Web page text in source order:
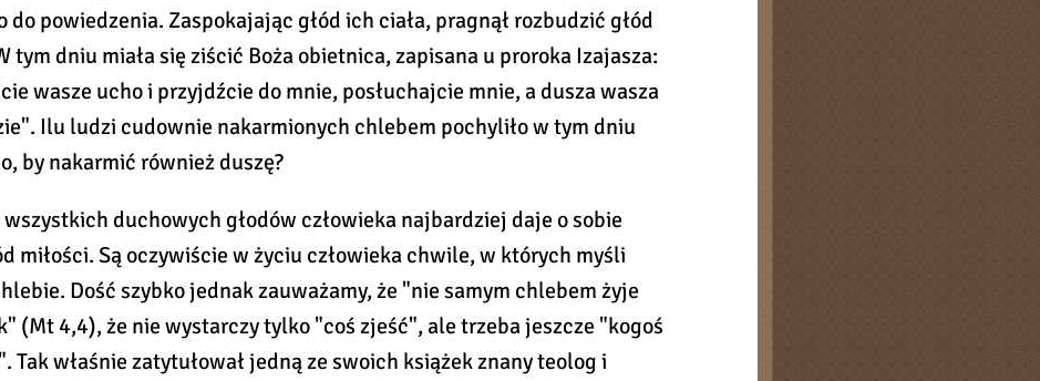
do powiedzenia. Zaspokajając głód ich ciała, pragnął rozbudzić głód
tym dniu miała się ziścić Boża obietnica, zapisana u proroka Izajasza:
wasze ucho i przyjdźcie do mnie, posłuchajcie mnie, a dusza wasza
Ilu ludzi cudownie nakarmionych chlebem pochyliło w tym dniu
by nakarmić również duszę?
wszystkich duchowych głodów człowieka najbardziej daje o sobie
miłości. Są oczywiście w życiu człowieka chwile, w których myśli
Dość szybko jednak zauważamy, że "nie samym chlebem żyje
(Mt 4,4), że nie wystarczy tylko "coś zjeść", ale trzeba jeszcze "kogoś
Tak właśnie zatytułował jedną ze swoich książek znany teolog i